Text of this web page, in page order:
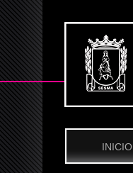
INICIO